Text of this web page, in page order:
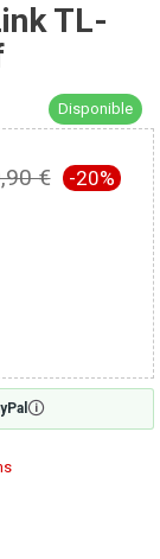
TL-
Disponible
€ -20%
🛈